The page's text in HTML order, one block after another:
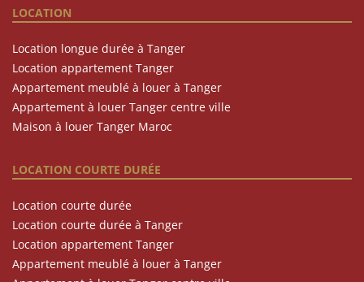
LOCATION
Location longue durée à Tanger
Location appartement Tanger
Appartement meublé à louer à Tanger
Appartement à louer Tanger centre ville
Maison à louer Tanger Maroc
LOCATION COURTE DURÉE
Location courte durée
Location courte durée à Tanger
Location appartement Tanger
Appartement meublé à louer à Tanger